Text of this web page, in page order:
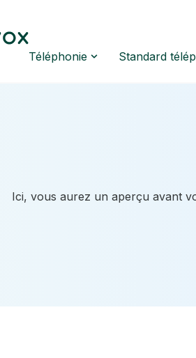
Téléphonie Standard
Ici, vous aurez un aperçu avant